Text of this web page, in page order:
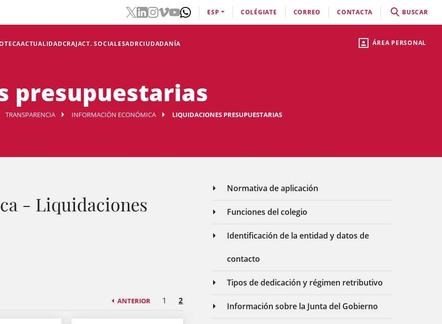
ÁREA PERSONAL
ACTUALIDADCRAJACT. SOCIALESADRCIUDADANÍA
ESP COLÉGIATE CORREO CONTACTA BUSCAR
presupuestarias
TRANSPARENCIA INFORMACIÓN ECONÓMICA LIQUIDACIONES PRESUPUESTARIAS
Normativa de aplicación
Funciones del colegio
Identificación de la entidad y datos de
contacto
Tipos de dedicación y régimen retributivo
Información sobre la Junta del Gobierno
- Liquidaciones
ANTERIOR 1 2